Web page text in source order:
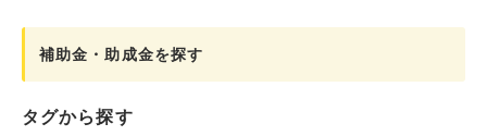
補助金・助成金を探す
タグから探す